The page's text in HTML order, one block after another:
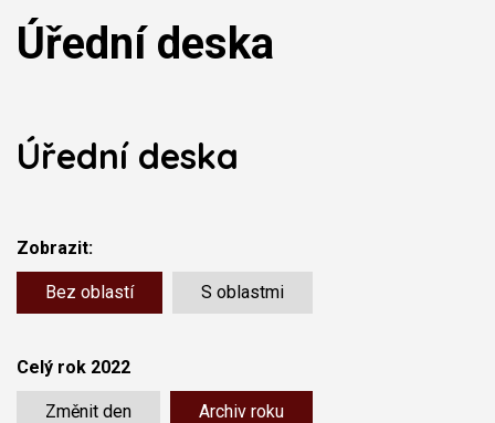
Úřední deska
Úřední deska
Zobrazit:
Bez oblastí S oblastmi
Celý rok 2022
Změnit den Archiv roku